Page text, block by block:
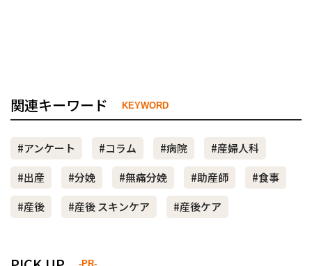
関連キーワード KEYWORD
#アンケート #コラム #病院
#産婦人科
#出産
#分娩 #無痛分娩 #助産師
#食事
#産後
#産後 スキンケア #産後ケア
-PR-